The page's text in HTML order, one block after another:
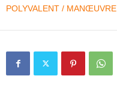
POLYVALENT / MANŒUVRE